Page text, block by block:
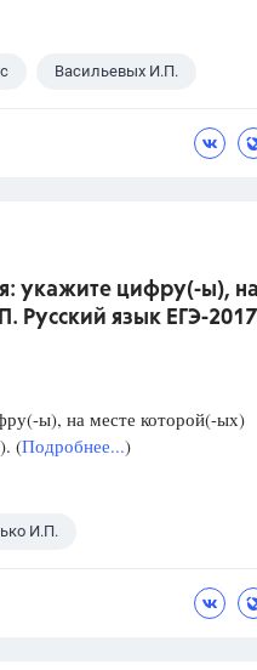
Васильевых И.П.
укажите цифру(-ы),
Русский язык ЕГЭ-
ы), на месте которой(-ых)
(Подробнее...)
И.П.